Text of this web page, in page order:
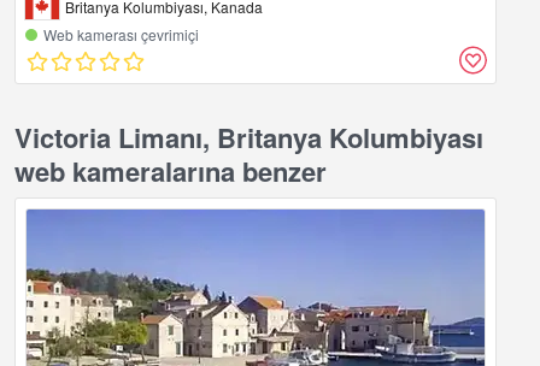
Britanya Kolumbiyası, Kanada
Web kamerası çevrimiçi
Victoria Limanı, Britanya Kolumbiyası
web kameralarına benzer